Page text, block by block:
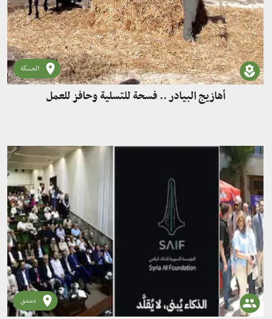
الحسكة
أهازيج البيادر .. فسحة للتسلية وحافز للعمل
دمشق